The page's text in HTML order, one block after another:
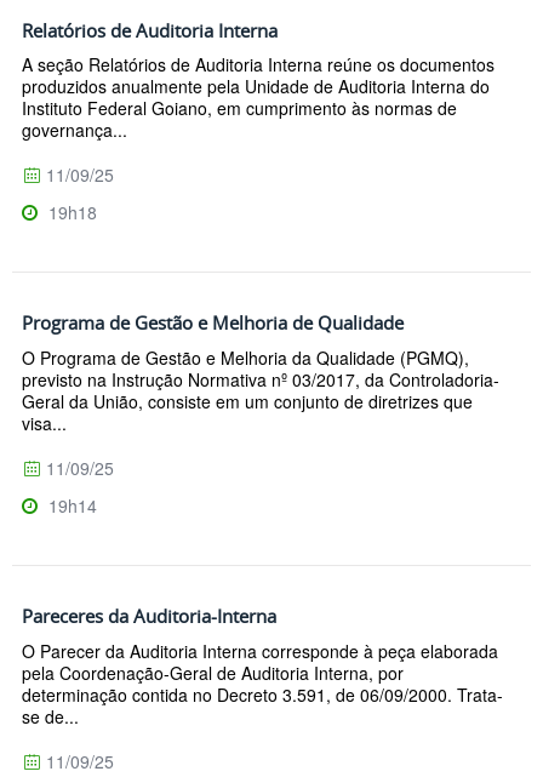
Relatórios de Auditoria Interna
A seção Relatórios de Auditoria Interna reúne os documentos
produzidos anualmente pela Unidade de Auditoria Interna do
Instituto Federal Goiano, em cumprimento às normas de
governança...
11/09/25
19h18
Programa de Gestão e Melhoria de Qualidade
O Programa de Gestão e Melhoria da Qualidade (PGMQ),
previsto na Instrução Normativa nº 03/2017, da Controladoria-
Geral da União, consiste em um conjunto de diretrizes que
visa...
11/09/25
19h14
Pareceres da Auditoria-Interna
O Parecer da Auditoria Interna corresponde à peça elaborada
pela Coordenação-Geral de Auditoria Interna, por
determinação contida no Decreto 3.591, de 06/09/2000. Trata-
se de...
11/09/25